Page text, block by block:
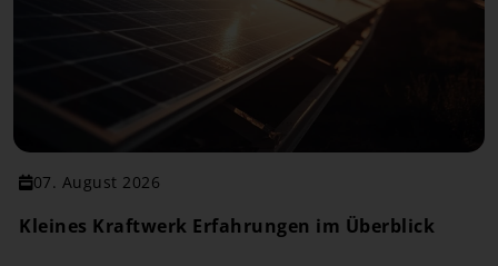
07. August 2026
Kleines Kraftwerk Erfahrungen im Überblick